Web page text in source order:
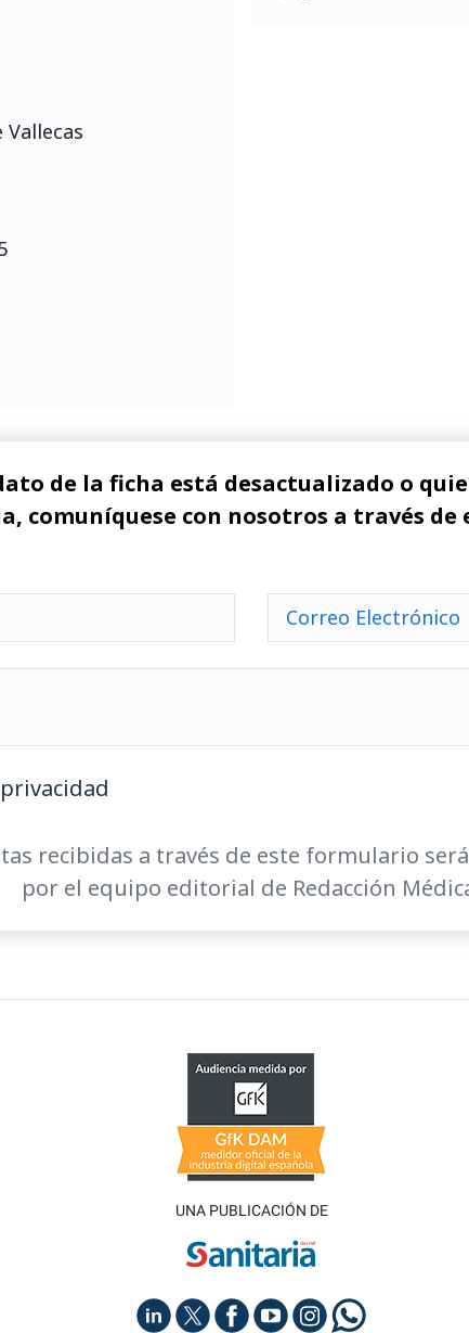
de la ficha está desactualizado o
comuníquese con nosotros a través
recibidas a través de este formulario
por el equipo editorial de Redacción
UNA PUBLICACIÓN DE